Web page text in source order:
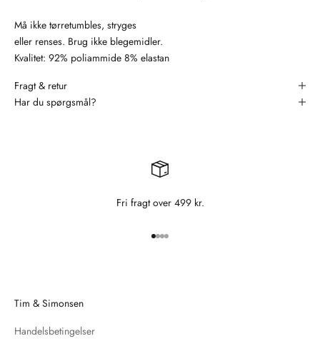
Må ikke tørretumbles, stryges
eller renses. Brug ikke blegemidler.
Kvalitet: 92% poliammide 8% elastan
Fragt & retur
Har du spørgsmål?
Fri fragt over 499 kr.
Gå til element 1
Gå til element 2
Gå til element 3
Gå til element 4
Tim & Simonsen
Handelsbetingelser